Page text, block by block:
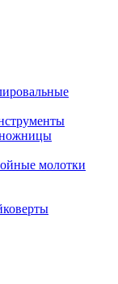
молотки